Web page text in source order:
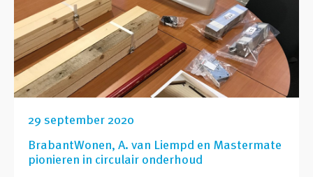
29 september 2020
BrabantWonen, A. van Liempd en Mastermate
pionieren in circulair onderhoud